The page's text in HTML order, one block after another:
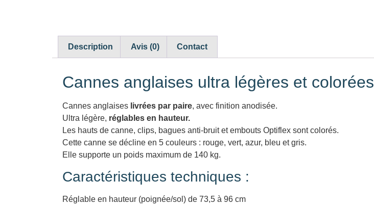
Description Avis (0) Contact
Cannes anglaises ultra légères et colorées
Cannes anglaises livrées par paire, avec finition anodisée.
Ultra légère, réglables en hauteur.
Les hauts de canne, clips, bagues anti-bruit et embouts Optiflex sont colorés.
Cette canne se décline en 5 couleurs : rouge, vert, azur, bleu et gris.
Elle supporte un poids maximum de 140 kg.
Caractéristiques techniques :
Réglable en hauteur (poignée/sol) de 73,5 à 96 cm